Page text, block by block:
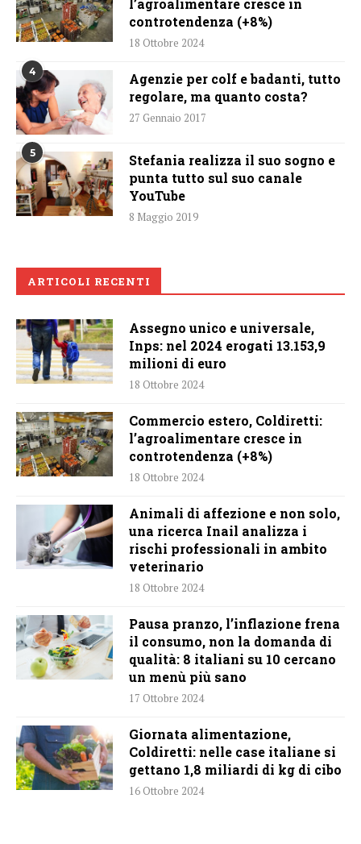
l’agroalimentare cresce in
controtendenza (+8%)
18 Ottobre 2024
4
Agenzie per colf e badanti, tutto
regolare, ma quanto costa?
27 Gennaio 2017
5
Stefania realizza il suo sogno e
punta tutto sul suo canale
YouTube
8 Maggio 2019
ARTICOLI RECENTI
Assegno unico e universale,
Inps: nel 2024 erogati 13.153,9
milioni di euro
18 Ottobre 2024
Commercio estero, Coldiretti:
l’agroalimentare cresce in
controtendenza (+8%)
18 Ottobre 2024
Animali di affezione e non solo,
una ricerca Inail analizza i
rischi professionali in ambito
veterinario
18 Ottobre 2024
Pausa pranzo, l’inflazione frena
il consumo, non la domanda di
qualità: 8 italiani su 10 cercano
un menù più sano
17 Ottobre 2024
Giornata alimentazione,
Coldiretti: nelle case italiane si
gettano 1,8 miliardi di kg di cibo
16 Ottobre 2024